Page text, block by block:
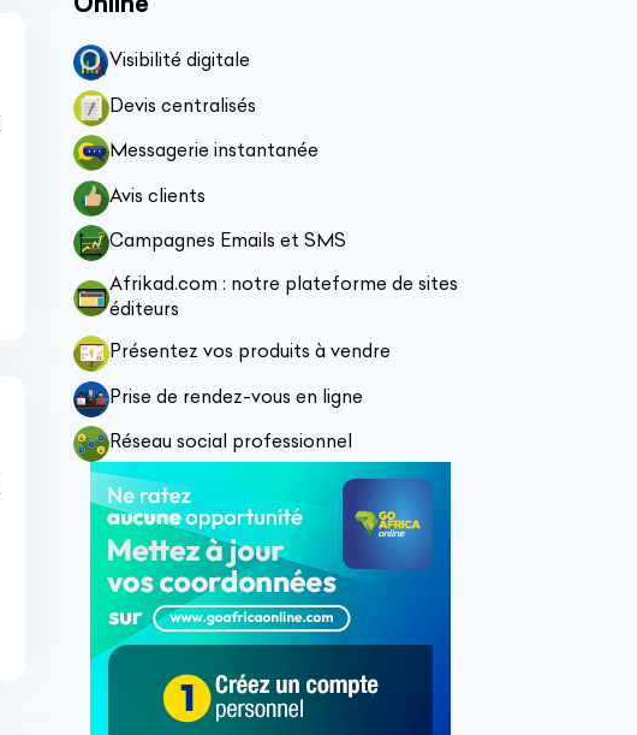
Visibilité digitale
Devis centralisés
Messagerie instantanée
Avis clients
Campagnes Emails et SMS
Afrikad.com : notre plateforme de sites
éditeurs
Présentez vos produits à vendre
Prise de rendez-vous en ligne
Réseau social professionnel